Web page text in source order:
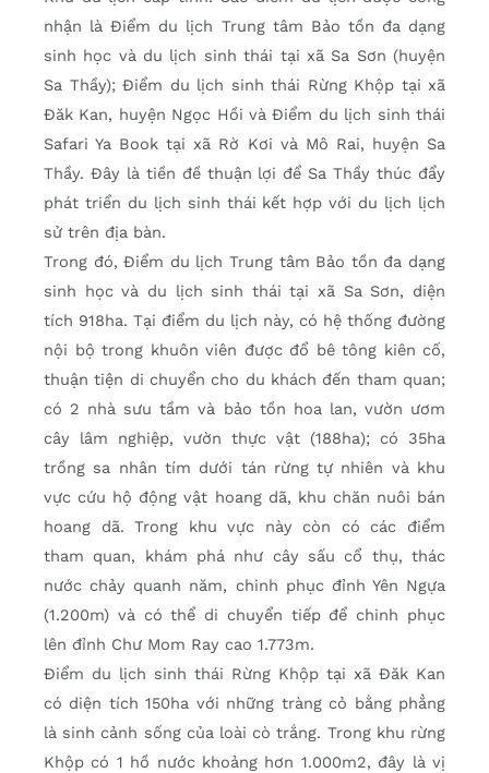
nhận là Điểm du lịch Trung tâm Bảo tồn đa dạng
sinh học và du lịch sinh thái tại xã Sa Sơn (huyện
Sa Thầy); Điểm du lịch sinh thái Rừng Khộp tại xã
Đăk Kan, huyện Ngọc Hồi và Điểm du lịch sinh thái
Safari Ya Book tại xã Rờ Kơi và Mô Rai, huyện Sa
Thầy. Đây là tiền đề thuận lợi để Sa Thầy thúc đẩy
phát triển du lịch sinh thái kết hợp với du lịch lịch
sử trên địa bàn.
Trong đó, Điểm du lịch Trung tâm Bảo tồn đa dạng
sinh học và du lịch sinh thái tại xã Sa Sơn, diện
tích 918ha. Tại điểm du lịch này, có hệ thống đường
nội bộ trong khuôn viên được đổ bê tông kiên cố,
thuận tiện di chuyển cho du khách đến tham quan;
có 2 nhà sưu tầm và bảo tồn hoa lan, vườn ươm
cây lâm nghiệp, vườn thực vật (188ha); có 35ha
trồng sa nhân tím dưới tán rừng tự nhiên và khu
vực cứu hộ động vật hoang dã, khu chăn nuôi bán
hoang dã. Trong khu vực này còn có các điểm
tham quan, khám phá như cây sấu cổ thụ, thác
nước chảy quanh năm, chinh phục đỉnh Yên Ngựa
(1.200m) và có thể di chuyển tiếp để chinh phục
lên đỉnh Chư Mom Ray cao 1.773m.
Điểm du lịch sinh thái Rừng Khộp tại xã Đăk Kan
có diện tích 150ha với những tràng cỏ bằng phẳng
là sinh cảnh sống của loài cò trắng. Trong khu rừng
Khộp có 1 hồ nước khoảng hơn 1.000m2, đây là vị